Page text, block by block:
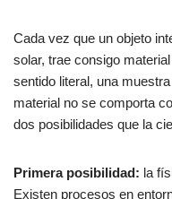
Cada vez que un objeto
solar, trae consigo
sentido literal, una
material no se comporta
dos posibilidades que la
Primera posibilidad: la
Existen procesos en